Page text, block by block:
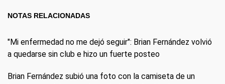
NOTAS RELACIONADAS
"Mi enfermedad no me dejó seguir": Brian Fernández volvió
a quedarse sin club e hizo un fuerte posteo
Brian Fernández subió una foto con la camiseta de un